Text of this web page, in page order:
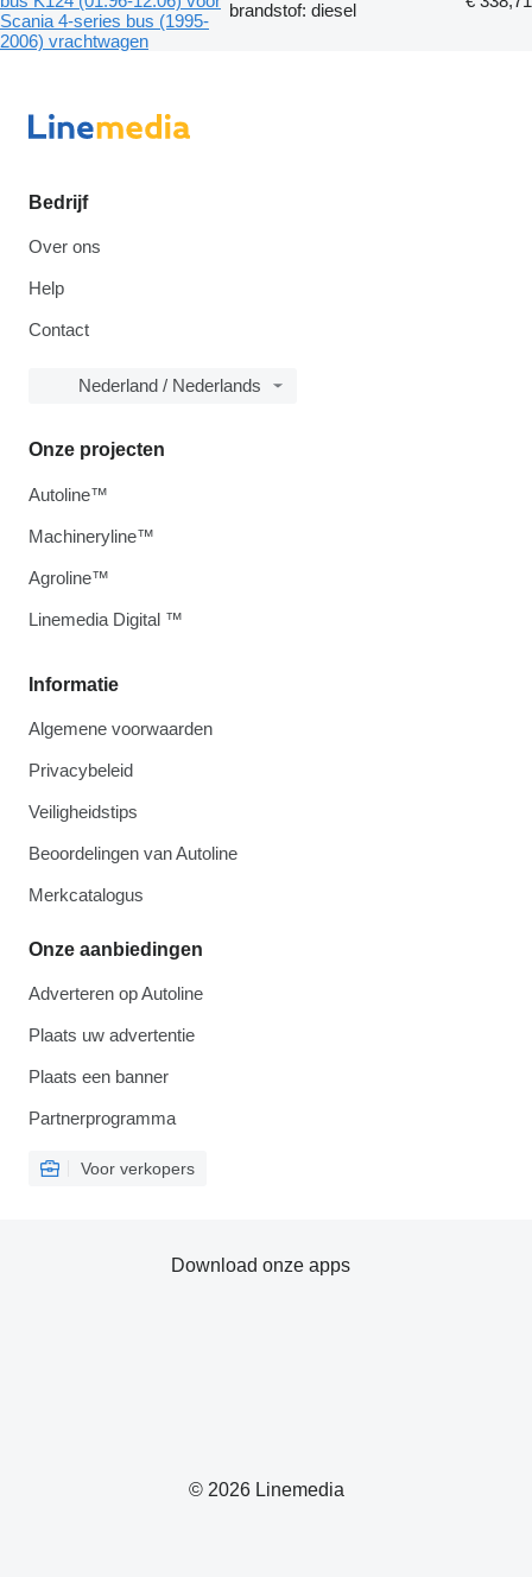
Scania 4-series bus (1995-
2006) vrachtwagen
brandstof: diesel
Bedrijf
Over ons
Help
Contact
Nederland / Nederlands
Informatie
Algemene voorwaarden
Privacybeleid
Veiligheidstips
Beoordelingen van Autoline
Merkcatalogus
Onze aanbiedingen
Adverteren op Autoline
Plaats uw advertentie
Plaats een banner
Partnerprogramma
Voor verkopers
Onze projecten
Autoline™
Machineryline™
Agroline™
Linemedia Digital ™
© 2026 Linemedia
Download onze apps